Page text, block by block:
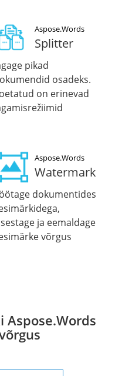
Aspose.Words
Splitter
pikad
osadeks.
on erinevad
Aspose.Words
Watermark
dokumentides
ja eemaldage
võrgus
Aspose.Words